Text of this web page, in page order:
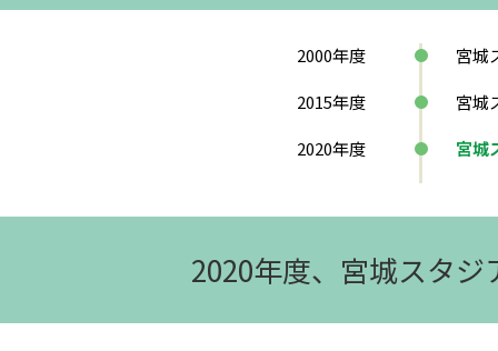
2000年度
宮城
2015年度
宮城
2020年度 宮城
2020年度、宮城スタ